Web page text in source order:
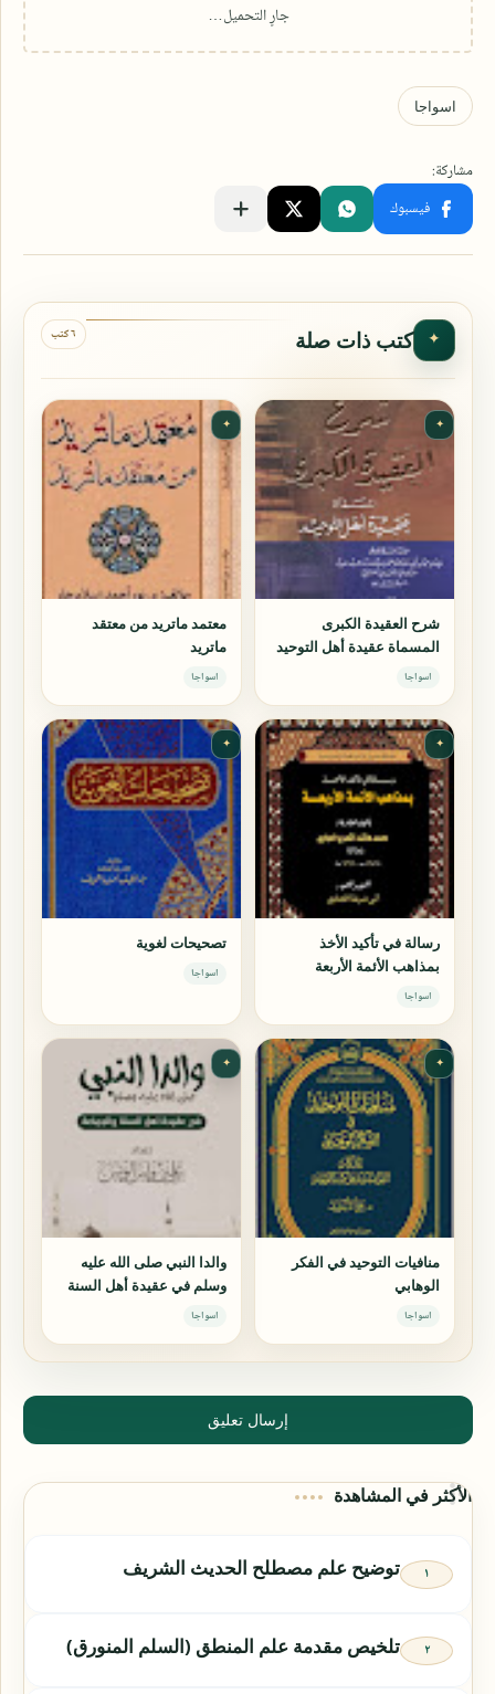
✦ كتب ذات صلة ٦ كتب
✦
شرح العقيدة الكبرى
المسماة عقيدة أهل التوحيد
اسواجا
✦
معتمد ماتريد من معتقد
ماتريد
اسواجا
✦
رسالة في تأكيد الأخذ
بمذاهب الأئمة الأربعة
اسواجا
✦
تصحيحات لغوية
اسواجا
✦
منافيات التوحيد في الفكر
الوهابي
اسواجا
✦
والدا النبي صلى الله عليه
وسلم في عقيدة أهل السنة
والجماعة
اسواجا
إرسال تعليق
الأكثر في المشاهدة
توضيح علم مصطلح الحديث الشريف
تلخيص مقدمة علم المنطق (السلم المنورق)